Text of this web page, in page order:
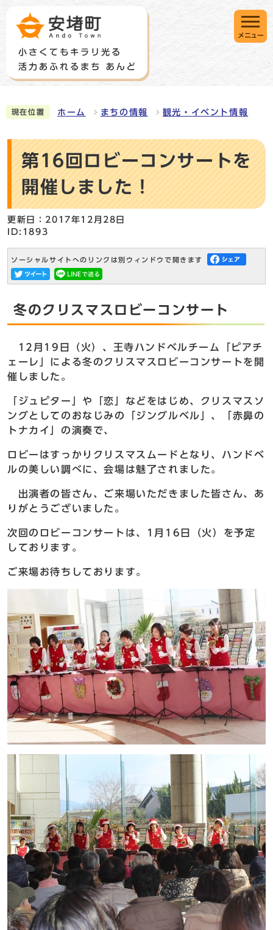
メニュー
現在位置 ホーム まちの情報 観光・イベント情報
第16回ロビーコンサートを
開催しました！
更新日：2017年12月28日
ID:1893
ソーシャルサイトへのリンクは別ウィンドウで開きます
冬のクリスマスロビーコンサート
12月19日（火）、王寺ハンドベルチーム「ピアチ
ェーレ」による冬のクリスマスロビーコンサートを開
催しました。
「ジュピター」や「恋」などをはじめ、クリスマスソ
ングとしてのおなじみの「ジングルベル」、「赤鼻の
トナカイ」の演奏で、
ロビーはすっかりクリスマスムードとなり、ハンドベ
ルの美しい調べに、会場は魅了されました。
出演者の皆さん、ご来場いただきました皆さん、あ
りがとうございました。
次回のロビーコンサートは、1月16日（火）を予定
しております。
ご来場お待ちしております。